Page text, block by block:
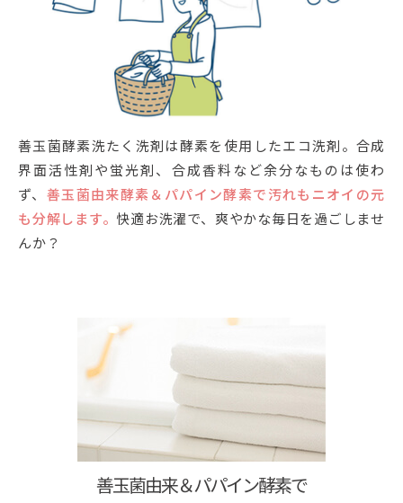
善玉菌酵素洗たく洗剤は酵素を使用したエコ洗剤。合成
界面活性剤や蛍光剤、合成香料など余分なものは使わ
ず、 善玉菌由来酵素＆パパイン酵素で汚れもニオイの元
も分解します。 快適お洗濯で、爽やかな毎日を過ごしませ
んか？
善玉菌由来＆パパイン酵素で